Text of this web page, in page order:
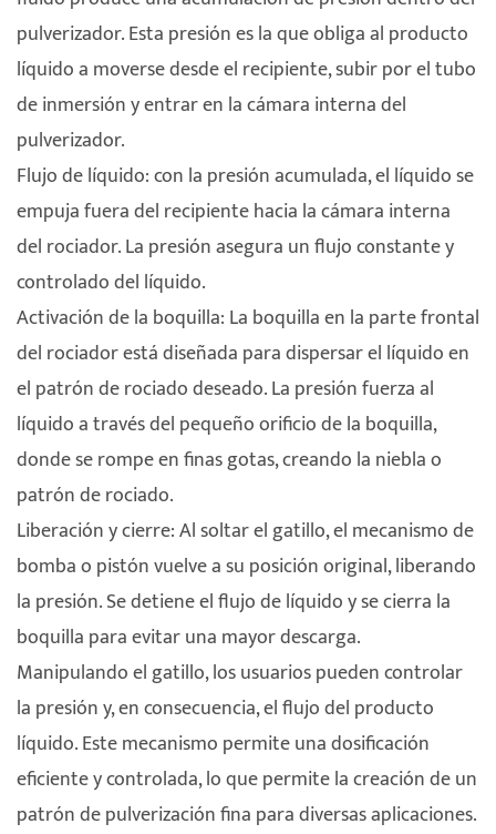
pulverizador. Esta presión es la que obliga al producto
líquido a moverse desde el recipiente, subir por el tubo
de inmersión y entrar en la cámara interna del
pulverizador.
Flujo de líquido: con la presión acumulada, el líquido se
empuja fuera del recipiente hacia la cámara interna
del rociador. La presión asegura un flujo constante y
controlado del líquido.
Activación de la boquilla: La boquilla en la parte frontal
del rociador está diseñada para dispersar el líquido en
el patrón de rociado deseado. La presión fuerza al
líquido a través del pequeño orificio de la boquilla,
donde se rompe en finas gotas, creando la niebla o
patrón de rociado.
Liberación y cierre: Al soltar el gatillo, el mecanismo de
bomba o pistón vuelve a su posición original, liberando
la presión. Se detiene el flujo de líquido y se cierra la
boquilla para evitar una mayor descarga.
Manipulando el gatillo, los usuarios pueden controlar
la presión y, en consecuencia, el flujo del producto
líquido. Este mecanismo permite una dosificación
eficiente y controlada, lo que permite la creación de un
patrón de pulverización fina para diversas aplicaciones.